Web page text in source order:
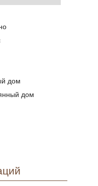
дом
дом